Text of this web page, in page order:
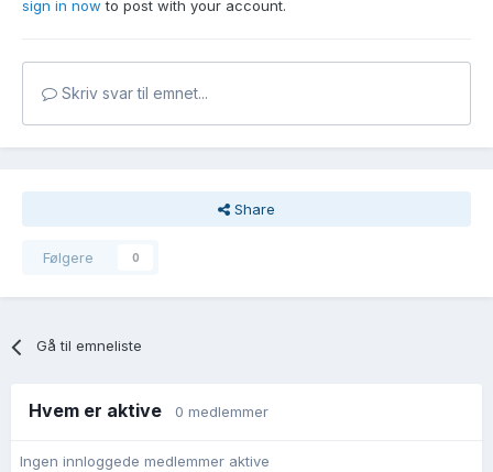
sign in now to post with your account.
Skriv svar til emnet...
Share
Følgere 0
Gå til emneliste
Hvem er aktive 0 medlemmer
Ingen innloggede medlemmer aktive